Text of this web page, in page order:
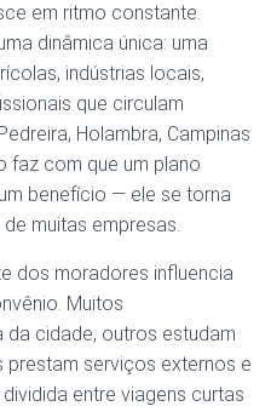
em ritmo constante.
dinâmica única: uma
indústrias locais,
que circulam
Holambra, Campinas
faz com que um plano
benefício — ele se torna
muitas empresas.
dos moradores influencia
Muitos
cidade, outros estudam
prestam serviços externos e
entre viagens curtas